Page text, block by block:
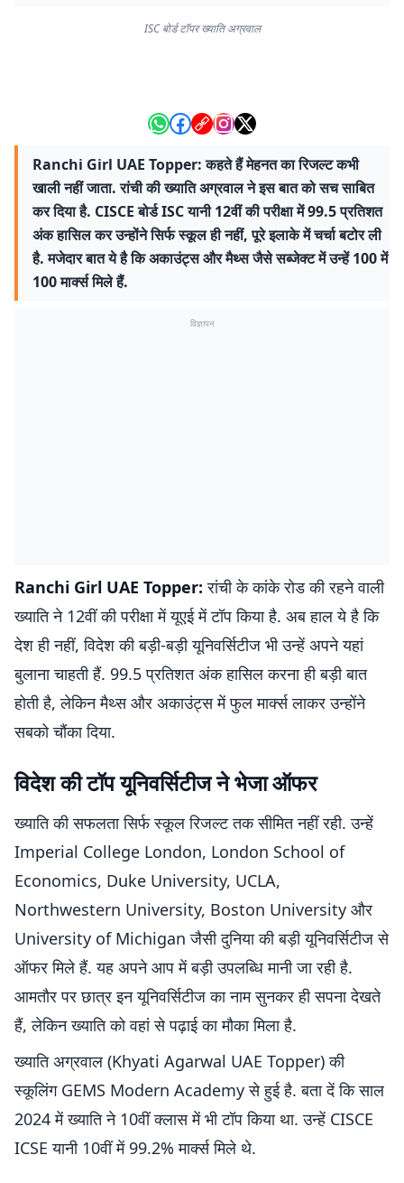
ISC बोर्ड टॉपर ख्याति अग्रवाल
Ranchi Girl UAE Topper: कहते हैं मेहनत का रिजल्ट कभी
खाली नहीं जाता. रांची की ख्याति अग्रवाल ने इस बात को सच साबित
कर दिया है. CISCE बोर्ड ISC यानी 12वीं की परीक्षा में 99.5 प्रतिशत
अंक हासिल कर उन्होंने सिर्फ स्कूल ही नहीं, पूरे इलाके में चर्चा बटोर ली
है. मजेदार बात ये है कि अकाउंट्स और मैथ्स जैसे सब्जेक्ट में उन्हें 100 में
100 मार्क्स मिले हैं.
विज्ञापन
Ranchi Girl UAE Topper:रांची के कांके रोड की रहने वाली
ख्याति ने 12वीं की परीक्षा में यूएई में टॉप किया है. अब हाल ये है कि
देश ही नहीं, विदेश की बड़ी-बड़ी यूनिवर्सिटीज भी उन्हें अपने यहां
बुलाना चाहती हैं. 99.5 प्रतिशत अंक हासिल करना ही बड़ी बात
होती है, लेकिन मैथ्स और अकाउंट्स में फुल मार्क्स लाकर उन्होंने
सबको चौंका दिया.
विदेश की टॉप यूनिवर्सिटीज ने भेजा ऑफर
ख्याति की सफलता सिर्फ स्कूल रिजल्ट तक सीमित नहीं रही. उन्हें
Imperial College London, London School of
Economics, Duke University, UCLA,
Northwestern University, Boston University और
University of Michigan जैसी दुनिया की बड़ी यूनिवर्सिटीज से
ऑफर मिले हैं. यह अपने आप में बड़ी उपलब्धि मानी जा रही है.
आमतौर पर छात्र इन यूनिवर्सिटीज का नाम सुनकर ही सपना देखते
हैं, लेकिन ख्याति को वहां से पढ़ाई का मौका मिला है.
ख्याति अग्रवाल (Khyati Agarwal UAE Topper) की
स्कूलिंग GEMS Modern Academy से हुई है. बता दें कि साल
2024 में ख्याति ने 10वीं क्लास में भी टॉप किया था. उन्हें CISCE
ICSE यानी 10वीं में 99.2% मार्क्स मिले थे.